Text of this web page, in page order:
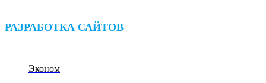
РАЗРАБОТКА САЙТОВ
Эконом